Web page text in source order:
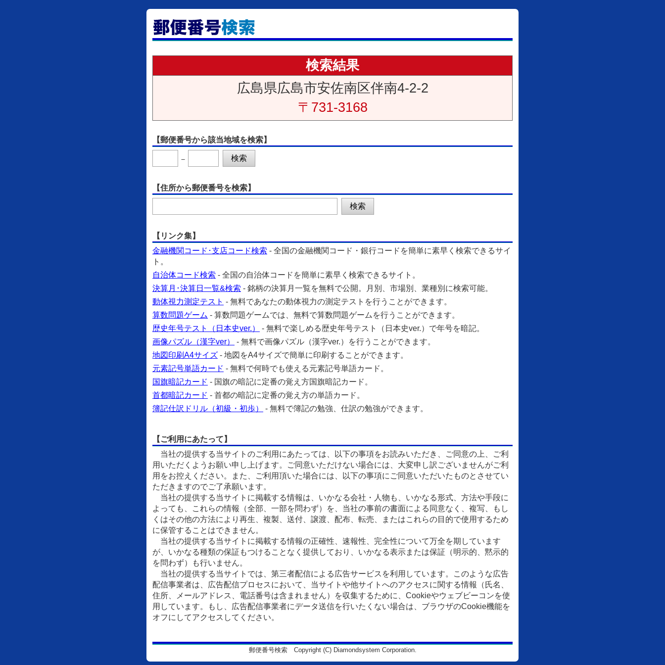
検索結果
広島県広島市安佐南区伴南4-2-2
〒731-3168
【郵便番号から該当地域を検索】
－
【住所から郵便番号を検索】
【リンク集】
金融機関コード･支店コード検索 - 全国の金融機関コード・銀行コードを簡単に素早く検索できるサイ
ト。
自治体コード検索 - 全国の自治体コードを簡単に素早く検索できるサイト。
決算月･決算日一覧&検索 - 銘柄の決算月一覧を無料で公開。月別、市場別、業種別に検索可能。
動体視力測定テスト - 無料であなたの動体視力の測定テストを行うことができます。
算数問題ゲーム - 算数問題ゲームでは、無料で算数問題ゲームを行うことができます。
歴史年号テスト（日本史ver.）
- 無料で楽しめる歴史年号テスト（日本史ver.）で年号を暗記。
画像パズル（漢字ver）
- 無料で画像パズル（漢字ver.）を行うことができます。
地図印刷A4サイズ - 地図をA4サイズで簡単に印刷することができます。
元素記号単語カード - 無料で何時でも使える元素記号単語カード。
国旗暗記カード - 国旗の暗記に定番の覚え方国旗暗記カード。
首都暗記カード - 首都の暗記に定番の覚え方の単語カード。
簿記仕訳ドリル（初級・初歩）
- 無料で簿記の勉強、仕訳の勉強ができます。
【ご利用にあたって】
当社の提供する当サイトのご利用にあたっては、以下の事項をお読みいただき、ご同意の上、ご利
用いただくようお願い申し上げます。ご同意いただけない場合には、大変申し訳ございませんがご利
用をお控えください。また、ご利用頂いた場合には、以下の事項にご同意いただいたものとさせてい
ただきますのでご了承願います。
当社の提供する当サイトに掲載する情報は、いかなる会社・人物も、いかなる形式、方法や手段に
よっても、これらの情報（全部、一部を問わず）を、当社の事前の書面による同意なく、複写、もし
くはその他の方法により再生、複製、送付、譲渡、配布、転売、またはこれらの目的で使用するため
に保管することはできません。
当社の提供する当サイトに掲載する情報の正確性、速報性、完全性について万全を期しています
が、いかなる種類の保証もつけることなく提供しており、いかなる表示または保証（明示的、黙示的
を問わず）も行いません。
当社の提供する当サイトでは、第三者配信による広告サービスを利用しています。このような広告
配信事業者は、広告配信プロセスにおいて、当サイトや他サイトへのアクセスに関する情報（氏名、
住所、メールアドレス、電話番号は含まれません）を収集するために、Cookieやウェブビーコンを使
用しています。もし、広告配信事業者にデータ送信を行いたくない場合は、ブラウザのCookie機能を
オフにしてアクセスしてください。
郵便番号検索 Copyright (C) Diamondsystem Corporation.